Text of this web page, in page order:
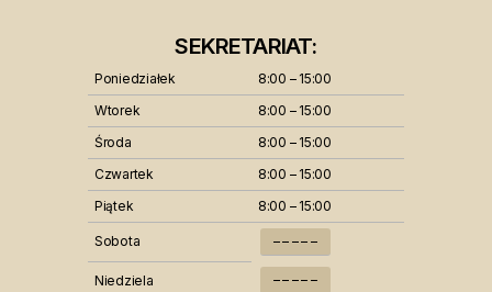
SEKRETARIAT:
Poniedziałek
8:00 – 15:00
Wtorek
8:00 – 15:00
Środa
8:00 – 15:00
Czwartek
8:00 – 15:00
Piątek
8:00 – 15:00
Sobota – – – – –
Niedziela – – – – –